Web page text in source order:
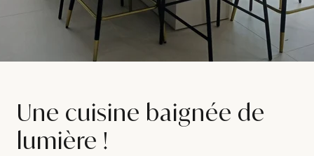
Une cuisine baignée de
lumière !